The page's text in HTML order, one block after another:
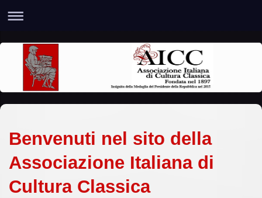
Benvenuti nel sito della
Associazione Italiana di
Cultura Classica